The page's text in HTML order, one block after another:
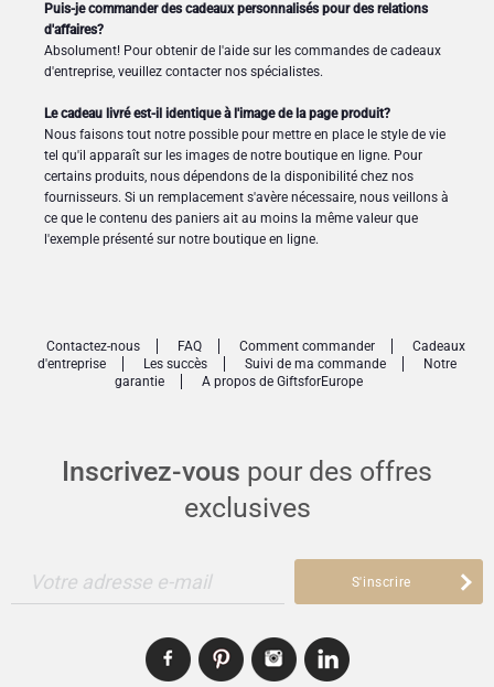
Puis-je commander des cadeaux personnalisés pour des relations
d'affaires?
Absolument! Pour obtenir de l'aide sur les commandes de cadeaux
d'entreprise, veuillez contacter nos spécialistes.
Le cadeau livré est-il identique à l'image de la page produit?
Nous faisons tout notre possible pour mettre en place le style de vie
tel qu'il apparaît sur les images de notre boutique en ligne. Pour
certains produits, nous dépendons de la disponibilité chez nos
fournisseurs. Si un remplacement s'avère nécessaire, nous veillons à
ce que le contenu des paniers ait au moins la même valeur que
l'exemple présenté sur notre boutique en ligne.
Inscrivez-vous pour des offres
exclusives
Votre adresse e-mail S'inscrire
Contactez-nous FAQ Comment commander
Cadeaux
d'entreprise
Les succès Suivi de ma commande
Notre
garantie
A propos de GiftsforEurope